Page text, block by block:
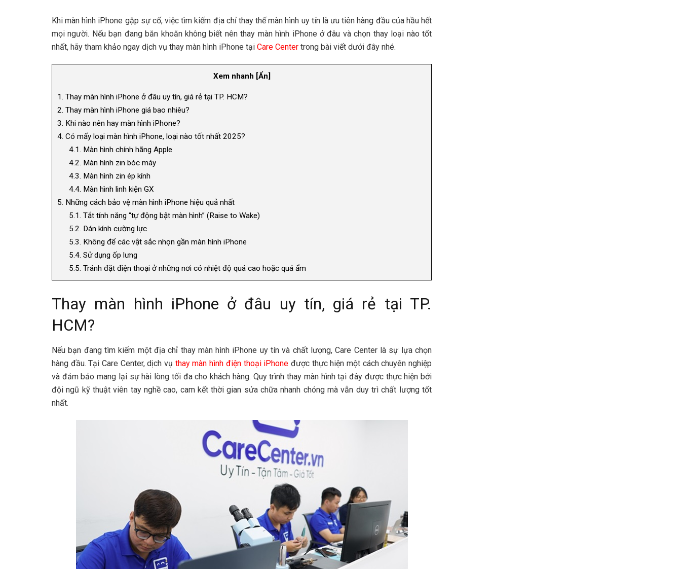
Khi màn hình iPhone gặp sự cố, việc tìm kiếm địa chỉ thay thế màn hình uy tín là ưu tiên hàng đầu của hầu hết
mọi người. Nếu bạn đang băn khoăn không biết nên thay màn hình iPhone ở đâu và chọn thay loại nào tốt
nhất, hãy tham khảo ngay dịch vụ thay màn hình iPhone tại Care Center trong bài viết dưới đây nhé.
Xem nhanh [Ẩn]
1. Thay màn hình iPhone ở đâu uy tín, giá rẻ tại TP. HCM?
2. Thay màn hình iPhone giá bao nhiêu?
3. Khi nào nên hay màn hình iPhone?
4. Có mấy loại màn hình iPhone, loại nào tốt nhất 2025?
4.1. Màn hình chính hãng Apple
4.2. Màn hình zin bóc máy
4.3. Màn hình zin ép kính
4.4. Màn hình linh kiện GX
5. Những cách bảo vệ màn hình iPhone hiệu quả nhất
5.1. Tắt tính năng “tự động bật màn hình” (Raise to Wake)
5.2. Dán kính cường lực
5.3. Không để các vật sắc nhọn gần màn hình iPhone
5.4. Sử dụng ốp lưng
5.5. Tránh đặt điện thoại ở những nơi có nhiệt độ quá cao hoặc quá ẩm
Thay màn hình iPhone ở đâu uy tín, giá rẻ tại TP.
HCM?
Nếu bạn đang tìm kiếm một địa chỉ thay màn hình iPhone uy tín và chất lượng, Care Center là sự lựa chọn
hàng đầu. Tại Care Center, dịch vụ thay màn hình điện thoại iPhone được thực hiện một cách chuyên nghiệp
và đảm bảo mang lại sự hài lòng tối đa cho khách hàng. Quy trình thay màn hình tại đây được thực hiện bởi
đội ngũ kỹ thuật viên tay nghề cao, cam kết thời gian sửa chữa nhanh chóng mà vẫn duy trì chất lượng tốt
nhất.